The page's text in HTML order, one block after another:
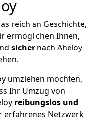
reich an Geschichte,
ermöglichen Ihnen,
sichernach Aheloy
umziehen möchten,
Ihr Umzug von
reibungslos und
erfahrenes Netzwerk